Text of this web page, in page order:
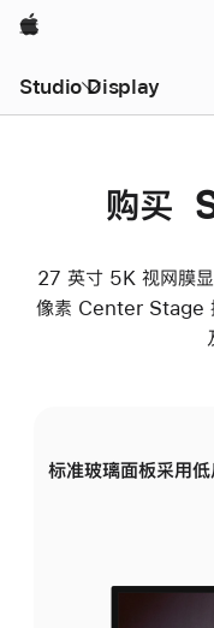
Apple
Studio Display
购买
27 英寸 5K 视网膜
像素 Center Stage
标准玻璃面板采用